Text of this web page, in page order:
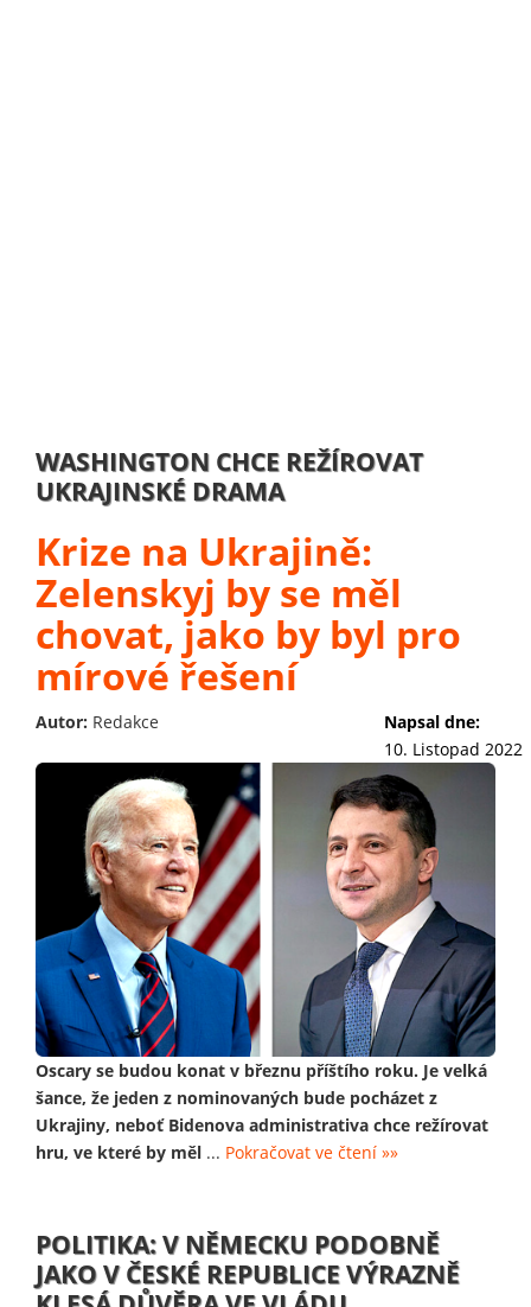
WASHINGTON CHCE REŽÍROVAT
UKRAJINSKÉ DRAMA
Krize na Ukrajině:
Zelenskyj by se měl
chovat, jako by byl pro
mírové řešení
Autor: Redakce
Napsal dne:
10. Listopad 2022
Oscary se budou konat v březnu příštího roku. Je velká
šance, že jeden z nominovaných bude pocházet z
Ukrajiny, neboť Bidenova administrativa chce režírovat
hru, ve které by měl ... Pokračovat ve čtení »»
POLITIKA: V NĚMECKU PODOBNĚ
JAKO V ČESKÉ REPUBLICE VÝRAZNĚ